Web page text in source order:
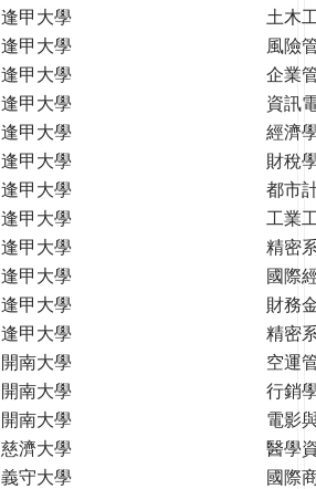
逢甲大學
土木
逢甲大學
風險
逢甲大學
企業
逢甲大學
資訊
逢甲大學
經濟
逢甲大學
財稅
逢甲大學
都市
逢甲大學
工業
逢甲大學
精密
逢甲大學
國際
逢甲大學
財務
逢甲大學
精密
開南大學
空運
開南大學
行銷
開南大學
電影
慈濟大學
醫學
義守大學
國際